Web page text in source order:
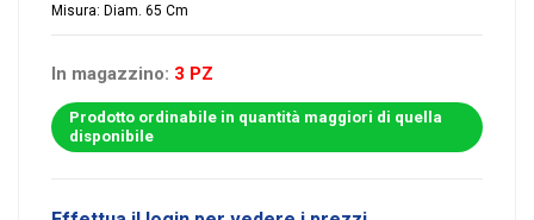
Misura: Diam. 65 Cm
In magazzino: 3 PZ
Prodotto ordinabile in quantità maggiori di quella
disponibile